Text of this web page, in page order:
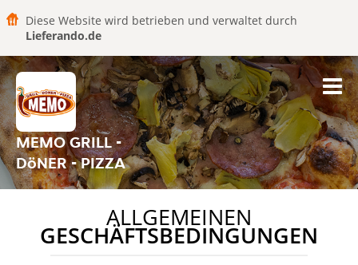
Diese Website wird betrieben und verwaltet durch
Lieferando.de
MEMO GRILL -
DöNER - PIZZA
ALLGEMEINEN
GESCHÄFTSBEDINGUNGEN